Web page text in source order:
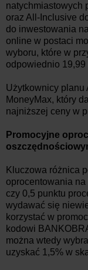
natychmiastowych
oraz All-Inclusive
do inwestowania
online w postaci
wyboru, które w
odpowiednio 19,99
Użytkownicy planu
MoneyMax, który
najniższej ceny w
Promocyjne
Kluczowa różnica
oprocentowania
czy 0,5 punktu
wydawać się
korzystać w
kodowi
można wtedy
uzyskać 1,5% w